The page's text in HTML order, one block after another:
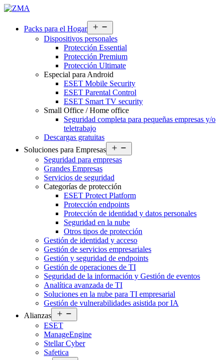
Packs para el Hogar
el
menú
Dispositivos personales
Protección Essential
Protección Premium
Protección Ultimate
Especial para Android
ESET Mobile Security
ESET Parental Control
ESET Smart TV security
Small Office / Home office
Seguridad completa para pequeñas empresas y/o
teletrabajo
Descargas gratuitas
Soluciones para Empresas
el
Seguridad para empresas
Grandes Empresas
Servicios de seguridad
Categorías de protección
ESET Protect Platform
Protección endpoints
Protección de identidad y datos personales
Seguridad en la nube
Otros tipos de protección
Gestión de identidad y acceso
Gestión de servicios empresariales
Gestión y seguridad de endpoints
Gestión de operaciones de TI
Seguridad de la información y Gestión de eventos
Analítica avanzada de TI
Soluciones en la nube para TI empresarial
Gestión de vulnerabilidades asistida por IA
Alianzas
el
ESET
ManageEngine
Stellar Cyber
Safetica